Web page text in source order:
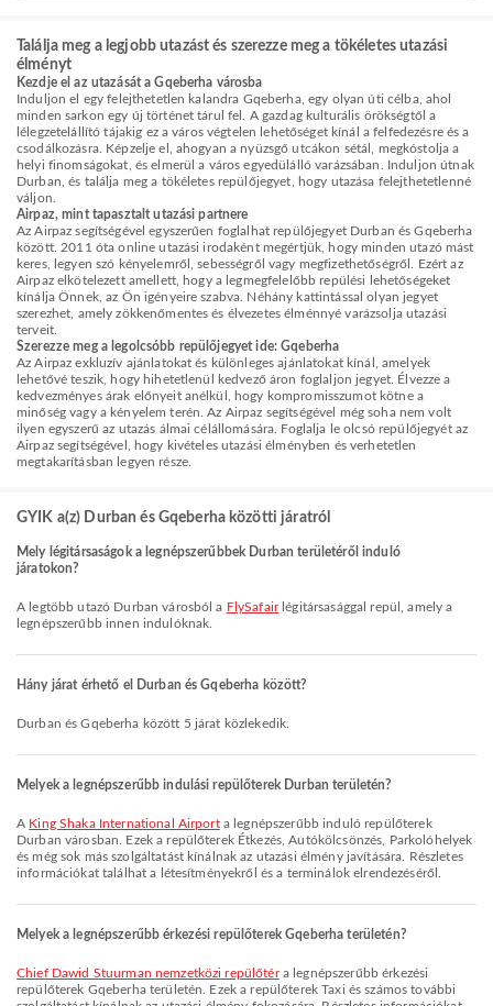
Találja meg a legjobb utazást és szerezze meg a tökéletes utazási
élményt
Kezdje el az utazását a Gqeberha városba
Induljon el egy felejthetetlen kalandra Gqeberha, egy olyan úti célba, ahol
minden sarkon egy új történet tárul fel. A gazdag kulturális örökségtől a
lélegzetelállító tájakig ez a város végtelen lehetőséget kínál a felfedezésre és a
csodálkozásra. Képzelje el, ahogyan a nyüzsgő utcákon sétál, megkóstolja a
helyi finomságokat, és elmerül a város egyedülálló varázsában. Induljon útnak
Durban, és találja meg a tökéletes repülőjegyet, hogy utazása felejthetetlenné
váljon.
Airpaz, mint tapasztalt utazási partnere
Az Airpaz segítségével egyszerűen foglalhat repülőjegyet Durban és Gqeberha
között. 2011 óta online utazási irodaként megértjük, hogy minden utazó mást
keres, legyen szó kényelemről, sebességről vagy megfizethetőségről. Ezért az
Airpaz elkötelezett amellett, hogy a legmegfelelőbb repülési lehetőségeket
kínálja Önnek, az Ön igényeire szabva. Néhány kattintással olyan jegyet
szerezhet, amely zökkenőmentes és élvezetes élménnyé varázsolja utazási
terveit.
Szerezze meg a legolcsóbb repülőjegyet ide: Gqeberha
Az Airpaz exkluzív ajánlatokat és különleges ajánlatokat kínál, amelyek
lehetővé teszik, hogy hihetetlenül kedvező áron foglaljon jegyet. Élvezze a
kedvezményes árak előnyeit anélkül, hogy kompromisszumot kötne a
minőség vagy a kényelem terén. Az Airpaz segítségével még soha nem volt
ilyen egyszerű az utazás álmai célállomására. Foglalja le olcsó repülőjegyét az
Airpaz segítségével, hogy kivételes utazási élményben és verhetetlen
megtakarításban legyen része.
GYIK a(z) Durban és Gqeberha közötti járatról
Mely légitársaságok a legnépszerűbbek Durban területéről induló
járatokon?
A legtöbb utazó Durban városból a FlySafairlégitársasággal repül, amely a
legnépszerűbb innen indulóknak.
Hány járat érhető el Durban és Gqeberha között?
Durban és Gqeberha között 5 járat közlekedik.
Melyek a legnépszerűbb indulási repülőterek Durban területén?
King Shaka International Airporta legnépszerűbb induló repülőterek
Durban városban. Ezek a repülőterek Étkezés, Autókölcsönzés, Parkolóhelyek
és még sok más szolgáltatást kínálnak az utazási élmény javítására. Részletes
információkat találhat a létesítményekről és a terminálok elrendezéséről.
Melyek a legnépszerűbb érkezési repülőterek Gqeberha területén?
Chief Dawid Stuurman nemzetközi repülőtéra legnépszerűbb érkezési
repülőterek Gqeberha területén. Ezek a repülőterek Taxi és számos további